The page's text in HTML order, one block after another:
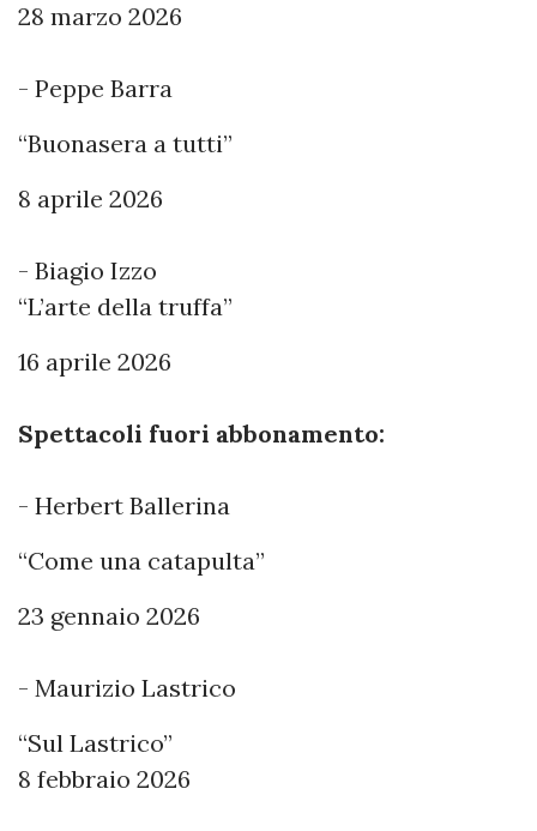
28 marzo 2026
- Peppe Barra
“Buonasera a tutti”
8 aprile 2026
- Biagio Izzo
“L’arte della truffa”
16 aprile 2026
Spettacoli fuori abbonamento:
- Herbert Ballerina
“Come una catapulta”
23 gennaio 2026
- Maurizio Lastrico
“Sul Lastrico”
8 febbraio 2026